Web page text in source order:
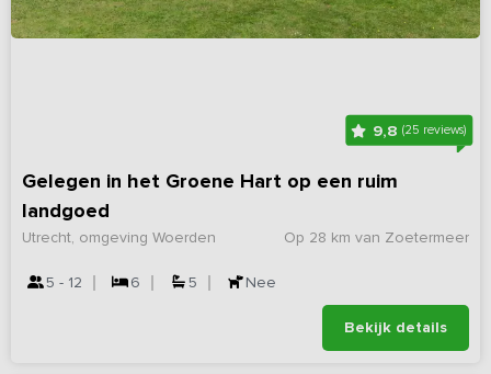
9,8 (25 reviews)
Gelegen in het Groene Hart op een ruim
landgoed
Op 28 km van Zoetermeer
Utrecht, omgeving Woerden
5 - 12 6 5 Nee
Bekijk details